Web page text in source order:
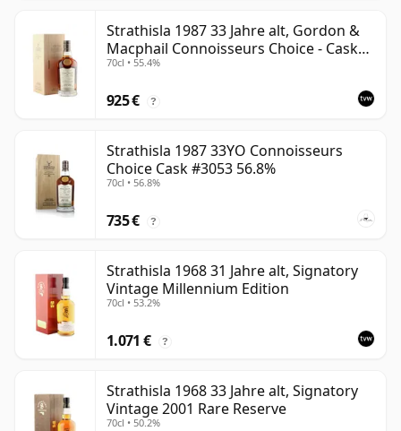
Strathisla 1987 33 Jahre alt, Gordon &
Macphail Connoisseurs Choice - Cask
3052
70cl • 55.4%
925 € ?
Strathisla 1987 33YO Connoisseurs
Choice Cask #3053 56.8%
70cl • 56.8%
735 € ?
Strathisla 1968 31 Jahre alt, Signatory
Vintage Millennium Edition
70cl • 53.2%
1.071 € ?
Strathisla 1968 33 Jahre alt, Signatory
Vintage 2001 Rare Reserve
70cl • 50.2%